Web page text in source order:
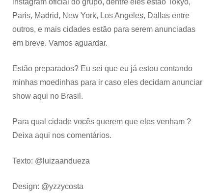
Paris, Madrid, New York, Los Angeles, Dallas entre
outros, e mais cidades estão para serem anunciadas
em breve. Vamos aguardar.
Estão preparados? Eu sei que eu já estou contando
minhas moedinhas para ir caso eles decidam anunciar
show aqui no Brasil.
Para qual cidade vocês querem que eles venham ?
Deixa aqui nos comentários.
Texto: @luizaandueza
Design: @yzzycosta